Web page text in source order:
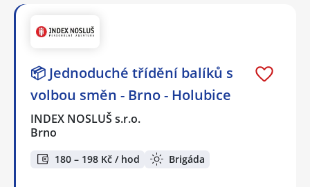
📦 Jednoduché třídění balíků s
volbou směn - Brno - Holubice
INDEX NOSLUŠ s.r.o.
Brno
180 – 198 Kč / hod Brigáda